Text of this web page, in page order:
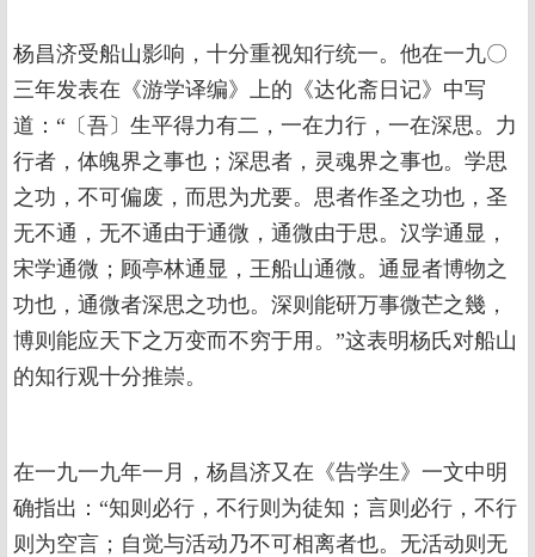
杨昌济受船山影响，十分重视知行统一。他在一九〇
三年发表在《游学译编》上的《达化斋日记》中写
道：“〔吾〕生平得力有二，一在力行，一在深思。力
行者，体魄界之事也；深思者，灵魂界之事也。学思
之功，不可偏废，而思为尤要。思者作圣之功也，圣
无不通，无不通由于通微，通微由于思。汉学通显，
宋学通微；顾亭林通显，王船山通微。通显者博物之
功也，通微者深思之功也。深则能研万事微芒之幾，
博则能应天下之万变而不穷于用。”这表明杨氏对船山
的知行观十分推崇。
在一九一九年一月，杨昌济又在《告学生》一文中明
确指出：“知则必行，不行则为徒知；言则必行，不行
则为空言；自觉与活动乃不可相离者也。无活动则无